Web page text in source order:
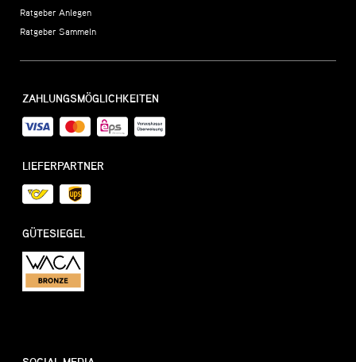
Ratgeber Anlegen
Ratgeber Sammeln
ZAHLUNGSMÖGLICHKEITEN
LIEFERPARTNER
GÜTESIEGEL